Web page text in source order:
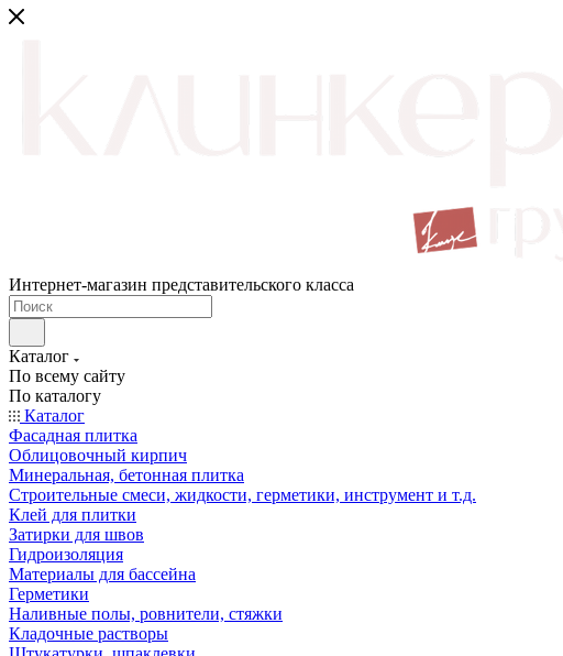
Интернет-магазин представительского класса
Каталог
По всему сайту
По каталогу
Каталог
Фасадная плитка
Облицовочный кирпич
Минеральная, бетонная плитка
Строительные смеси, жидкости, герметики, инструмент и т.д.
Клей для плитки
Затирки для швов
Гидроизоляция
Материалы для бассейна
Герметики
Наливные полы, ровнители, стяжки
Кладочные растворы